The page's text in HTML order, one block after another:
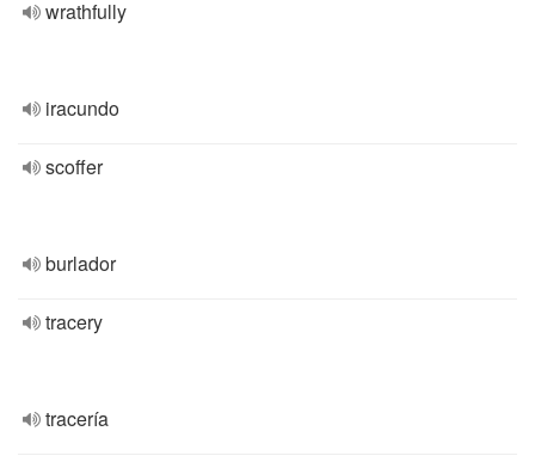
wrathfully
iracundo
scoffer
burlador
tracery
tracería